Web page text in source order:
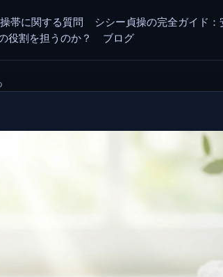
帯に関する質問 シシー貞操の完全ガイド
役割を担うのか？
ブログ